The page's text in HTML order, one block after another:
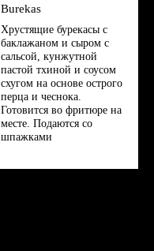
Burekas
Хрустящие бурекасы с
баклажаном и сыром с
сальсой, кунжутной
пастой тхиной и соусом
схугом на основе острого
перца и чеснока.
Готовится во фритюре на
месте. Подаются со
шпажками